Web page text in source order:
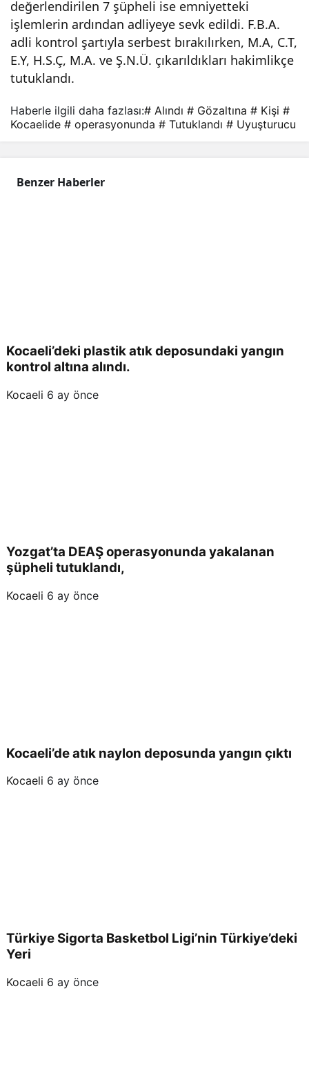
değerlendirilen 7 şüpheli ise emniyetteki
işlemlerin ardından adliyeye sevk edildi. F.B.A.
adli kontrol şartıyla serbest bırakılırken, M.A, C.T,
E.Y, H.S.Ç, M.A. ve Ş.N.Ü. çıkarıldıkları hakimlikçe
tutuklandı.
Göz
altın
Haberle ilgili daha fazlası:# Alındı # Gözaltına # Kişi #
Kocaelide # operasyonunda # Tutuklandı # Uyuşturucu
Benzer Haberler
Kocaeli’deki plastik atık deposundaki yangın
kontrol altına alındı.
Kocaeli 6 ay önce
Yozgat’ta DEAŞ operasyonunda yakalanan
şüpheli tutuklandı,
Kocaeli 6 ay önce
Kocaeli’de atık naylon deposunda yangın çıktı
Kocaeli 6 ay önce
Türkiye Sigorta Basketbol Ligi’nin Türkiye’deki
Yeri
Kocaeli 6 ay önce